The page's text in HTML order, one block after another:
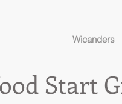
Wicanders
Start